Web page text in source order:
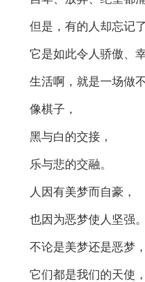
但是，有的人却忘记
它是如此令人骄傲、幸
生活啊，就是一场做
像棋子，
黑与白的交接，
乐与悲的交融。
人因有美梦而自豪，
也因为恶梦使人坚强。
不论是美梦还是恶梦，
它们都是我们的天使，